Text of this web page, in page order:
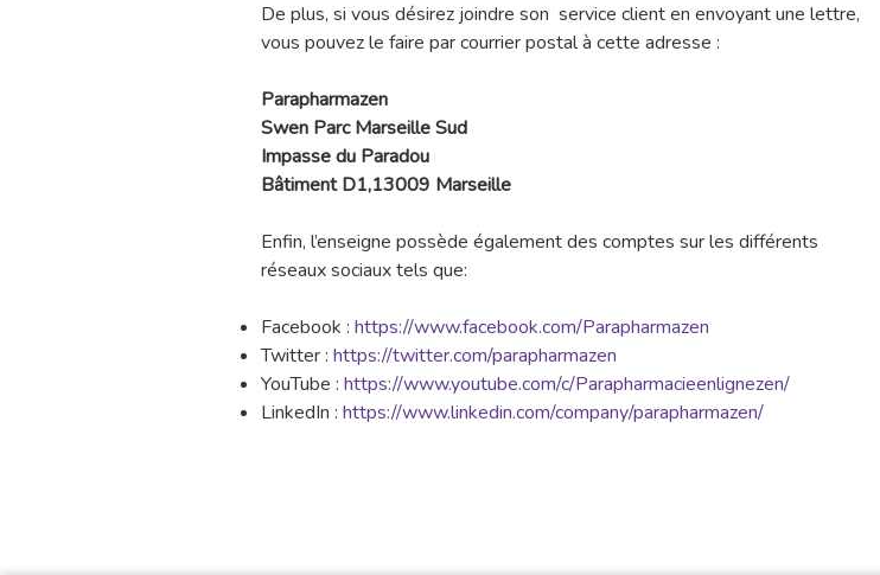
De plus, si vous désirez joindre son service client en envoyant une lettre,
vous pouvez le faire par courrier postal à cette adresse :
Parapharmazen
Swen Parc Marseille Sud
Impasse du Paradou
Bâtiment D1,13009 Marseille
Enfin, l’enseigne possède également des comptes sur les différents
réseaux sociaux tels que:
Facebook : https://www.facebook.com/Parapharmazen
Twitter : https://twitter.com/parapharmazen
YouTube : https://www.youtube.com/c/Parapharmacieenlignezen/
LinkedIn : https://www.linkedin.com/company/parapharmazen/